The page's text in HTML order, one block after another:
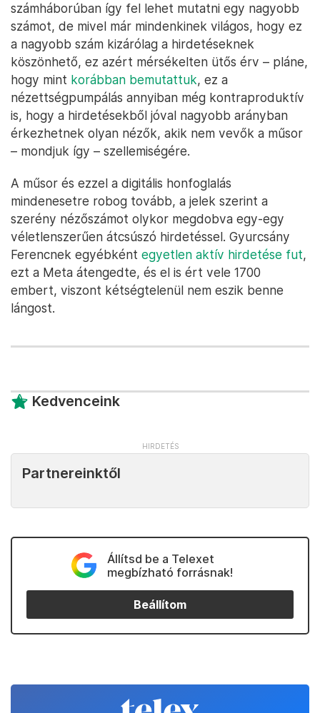
számháborúban így fel lehet mutatni egy nagyobb
számot, de mivel már mindenkinek világos, hogy ez
a nagyobb szám kizárólag a hirdetéseknek
köszönhető, ez azért mérsékelten ütős érv – pláne,
hogy mint korábban bemutattuk, ez a
nézettségpumpálás annyiban még kontraproduktív
is, hogy a hirdetésekből jóval nagyobb arányban
érkezhetnek olyan nézők, akik nem vevők a műsor
– mondjuk így – szellemiségére.
A műsor és ezzel a digitális honfoglalás
mindenesetre robog tovább, a jelek szerint a
szerény nézőszámot olykor megdobva egy-egy
véletlenszerűen átcsúszó hirdetéssel. Gyurcsány
Ferencnek egyébként egyetlen aktív hirdetése fut,
ezt a Meta átengedte, és el is ért vele 1700
embert, viszont kétségtelenül nem eszik benne
lángost.
Kedvenceink
Partnereinktől
Állítsd be a Telexet
megbízható forrásnak!
Beállítom